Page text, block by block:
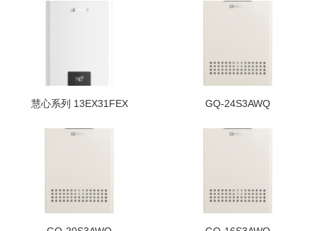
慧心系列 13EX31FEX GQ-24S3AWQ